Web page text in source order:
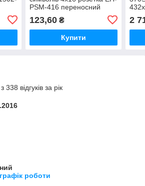
PSM-416 переносний
123,60₴
Купити
2
відгуків за рік
роботи